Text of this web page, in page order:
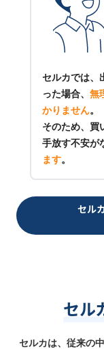
セルカでは、
った場合、 無
かりません。
そのため、買
手放す不安が
ます。
セル
セル
セルカは、従来の